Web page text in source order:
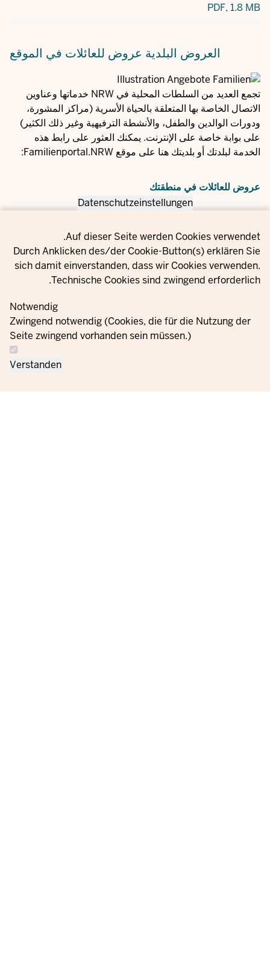
Privacy settings
Datenschutzeinstellungen
Auf dieser Seite werden Cookies verwendet.
Durch Anklicken des/der Cookie-Button(s) erklären Sie
sich damit einverstanden, dass wir Cookies verwenden.
Technische Cookies sind zwingend erforderlich.
Notwendig
Zwingend notwendig (Cookies, die für die Nutzung der
Seite zwingend vorhanden sein müssen.)
Verstanden
PDF, 1.8 MB
العروض البلدية عروض للعائلات في الموقع
تجمع العديد من السلطات المحلية في NRW خدماتها وعناوين
الاتصال الخاصة بها المتعلقة بالحياة الأسرية (مراكز المشورة،
ودورات الوالدين والطفل، والأنشطة الترفيهية وغير ذلك الكثير)
على بوابة خاصة على الإنترنت. يمكنك العثور على رابط هذه
الخدمة لبلدتك أو بلديتك هنا على موقع Familienportal.NRW:
عروض للعائلات في منطقتك